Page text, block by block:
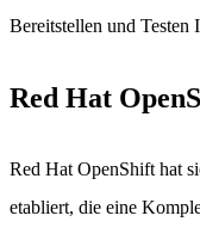
Bereitstellen und Testen
Red Hat
Red Hat OpenShift hat
etabliert, die eine